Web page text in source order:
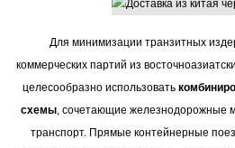
Для минимизации транзитных
коммерческих партий из
целесообразно использовать
схемы, сочетающие железнодорожные
транспорт. Прямые контейнерные